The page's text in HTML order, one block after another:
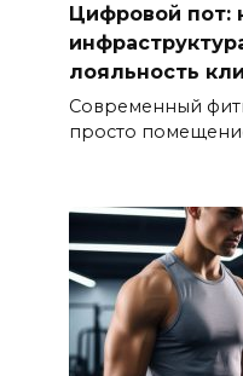
Цифровой пот:
лояльность
Современный
просто